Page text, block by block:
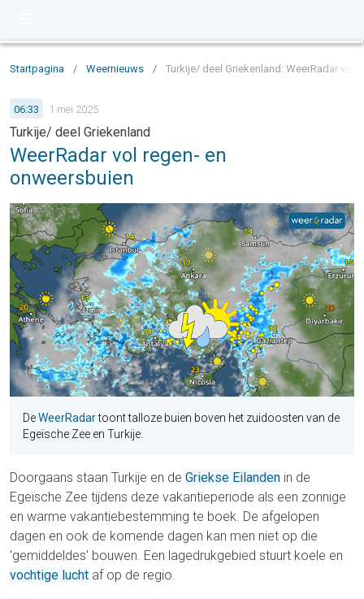
Startpagina / Weernieuws / Turkije/ deel Griekenland: WeerRadar vol
06:33 1 mei 2025
Turkije/ deel Griekenland
WeerRadar vol regen- en
onweersbuien
DeWeerRadartoont talloze buien boven het zuidoosten van de
Egeïsche Zee en Turkije.
Doorgaans staan Turkije en de Griekse Eilanden in de
Egeïsche Zee tijdens deze vakantieperiode als een zonnige
en warme vakantiebestemming te boek. De afgelopen
dagen en ook de komende dagen kan men niet op die
'gemiddeldes' bouwen. Een lagedrukgebied stuurt koele en
vochtige lucht af op de regio.